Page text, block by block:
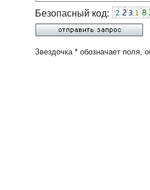
Безопасный код:
Звездочка * обозначает поля,